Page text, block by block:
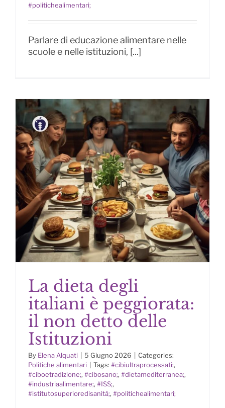
#politichealimentari;
Parlare di educazione alimentare nelle
scuole e nelle istituzioni, [...]
La dieta degli italiani è peggiorata:
il non detto delle Istituzioni
La dieta degli
italiani è peggiorata:
il non detto delle
Istituzioni
By Elena Alquati 5 Giugno 2026
Categories:
Politiche alimentari
Tags: #cibiultraprocessati;,
#ciboetradizione;, #cibosano;, #dietamediterranea;,
#industriaalimentare;, #ISS;,
#istitutosuperioredisanità;, #politichealimentari;